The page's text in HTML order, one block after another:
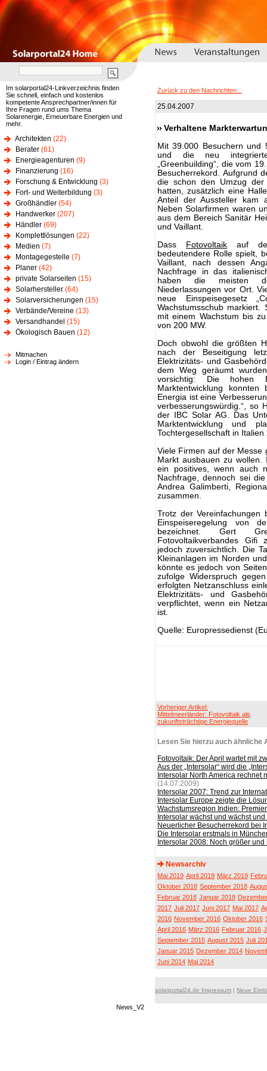
Im solarportal24-Linkverzeichnis finden
Sie schnell, einfach und kostenlos
kompetente Ansprechpartner/innen für
Ihre Fragen rund ums Thema
Solarenergie, Erneuerbare Energien und
mehr.
Architekten (22)
Berater (61)
Energieagenturen (9)
Finanzierung (16)
Forschung & Entwicklung (3)
Fort- und Weiterbildung (3)
Großhändler (54)
Handwerker (207)
Händler (69)
Komplettlösungen (22)
Medien (7)
Montagegestelle (7)
Planer (42)
private Solarseiten (15)
Solarhersteller (64)
Solarversicherungen (15)
Verbände/Vereine (13)
Versandhandel (15)
Ökologisch Bauen (12)
Mitmachen
Login / Eintrag ändern
Zurück zu den Nachrichten...
25.04.2007
Verhaltene
Mit 39.000 Besuchern und
und die neu
„Greenbuilding“, die vom
Besucherrekord. Aufgrund
die schon den Umzug der
hatten, zusätzlich eine
Anteil der Aussteller kam
Neben Solarfirmen waren
aus dem Bereich Sanitär
und Vaillant.
Dass
Fotovoltaik auf
bedeutendere Rolle spielt,
Vaillant, nach dessen
Nachfrage in das
haben die meisten
Niederlassungen vor Ort.
neue Einspeisegesetz
Wachstumsschub
mit einem Wachstum bis
von 200 MW.
Doch obwohl die größten
nach der Beseitigung
Elektrizitäts- und
dem Weg geräumt
vorsichtig: Die hohen
Marktentwicklung
Energia ist eine
verbesserungswürdig.“, so
der IBC Solar AG. Das
Marktentwicklung und
Tochtergesellschaft in
Viele Firmen auf der Messe
Markt ausbauen zu wollen.
ein positives, wenn auch
Nachfrage, dennoch sei
Andrea Galimberti,
zusammen.
Trotz der
Einspeiseregelung von
bezeichnet. Gert
Fotovoltaikverbandes Gifi
jedoch zuversichtlich. Die
Kleinanlagen im Norden
könnte es jedoch von
zufolge Widerspruch
erfolgten Netzanschluss
Elektrizitäts- und
verpflichtet, wenn ein
ist.
Quelle: Europressedienst
Vorheriger Artikel:
Mittelmeerländer: Fotovoltaik als
zukunftsträchtige Energiequelle
Lesen Sie hierzu auch ähnliche
Fotovoltaik: Der April wartet mit
Aus der „Intersolar“ wird die
Intersolar North America
(14.07.2009)
Intersolar 2007: Trend zur
Intersolar Europe zeigte die
Wachstumsregion Indien:
Intersolar wächst und wächst und
Neuerlicher Besucherrekord bei
Die Intersolar erstmals in
Intersolar 2008: Noch größer
Newsarchiv
Mai 2019 April 2019 März 2019
Oktober 2018 September 2018
Februar 2018 Januar 2018
2017 Juli 2017 Juni 2017 Mai 2017
2016 November 2016 Oktober 2016
April 2016 März 2016 Februar 2016
September 2015 August 2015 Juli
Januar 2015 Dezember 2014
Juni 2014 Mai 2014
solarportal24.de Impressum | Neue
News_V2